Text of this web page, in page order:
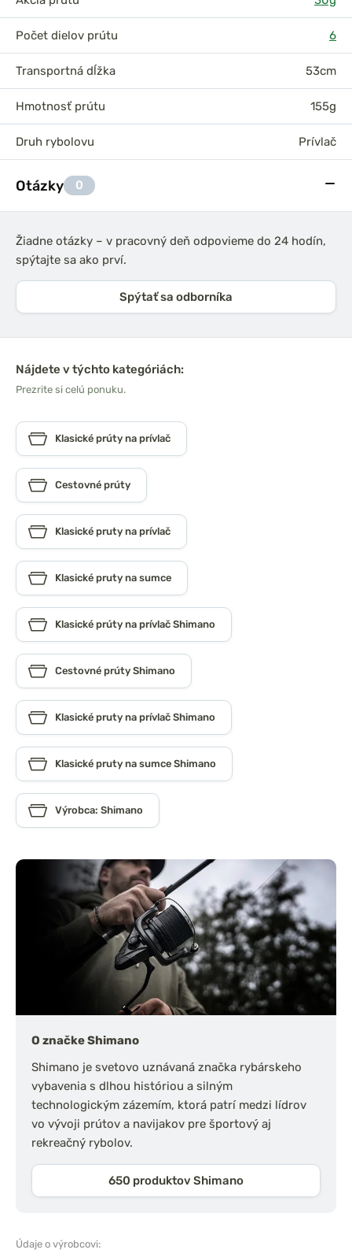
Počet dielov prútu 6
Transportná dĺžka 53cm
Hmotnosť prútu 155g
Druh rybolovu Prívlač
Otázky 0
Žiadne otázky – v pracovný deň odpovieme do 24 hodín,
spýtajte sa ako prví.
Spýtať sa odborníka
Nájdete v týchto kategóriách:
Prezrite si celú ponuku.
Klasické prúty na prívlač
Cestovné prúty
Klasické pruty na prívlač
Klasické pruty na sumce
Klasické prúty na prívlač Shimano
Cestovné prúty Shimano
Klasické pruty na prívlač Shimano
Klasické pruty na sumce Shimano
Výrobca: Shimano
O značke Shimano
Shimano je svetovo uznávaná značka rybárskeho
vybavenia s dlhou históriou a silným
technologickým zázemím, ktorá patrí medzi lídrov
vo vývoji prútov a navijakov pre športový aj
rekreačný rybolov.
650 produktov Shimano
Údaje o výrobcovi: